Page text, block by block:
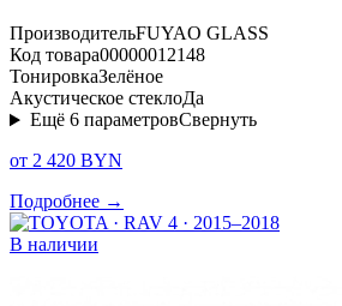
ПроизводительFUYAO GLASS
Код товара00000012148
ТонировкаЗелёное
Акустическое стеклоДа
Ещё 6 параметровСвернуть
от 2 420 BYN
Подробнее →
В наличии